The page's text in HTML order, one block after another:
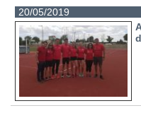
20/05/2019